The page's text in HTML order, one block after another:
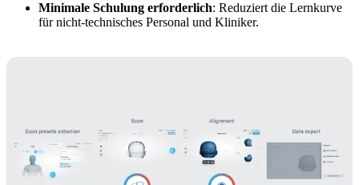
Minimale Schulung erforderlich: Reduziert die Lernkurve
für nicht-technisches Personal und Kliniker.